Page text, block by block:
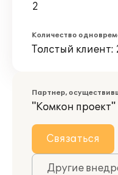
2
Количество
Толстый клиент:
Партнер,
"Комкон
Связаться
Другие